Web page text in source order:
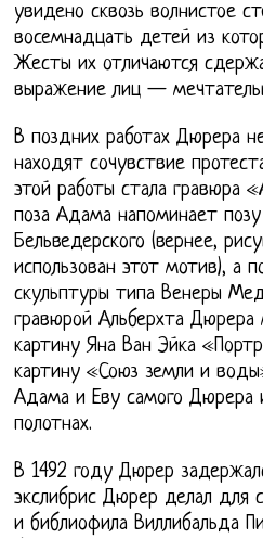
увидено сквозь волнистое
восемнадцать детей из
Жесты их отличаются
выражение лиц —
В поздних работах Дюрера
находят сочувствие
этой работы стала гравюра
поза Адама напоминает
Бельведерского (вернее,
использован этот мотив), а
скульптуры типа Венеры
гравюрой Альберхта
картину Яна Ван Эйка
картину «Союз земли и
Адама и Еву самого Дюрера
полотнах.
В 1492 году Дюрер
экслибрис Дюрер делал для
и библиофила Виллибальда